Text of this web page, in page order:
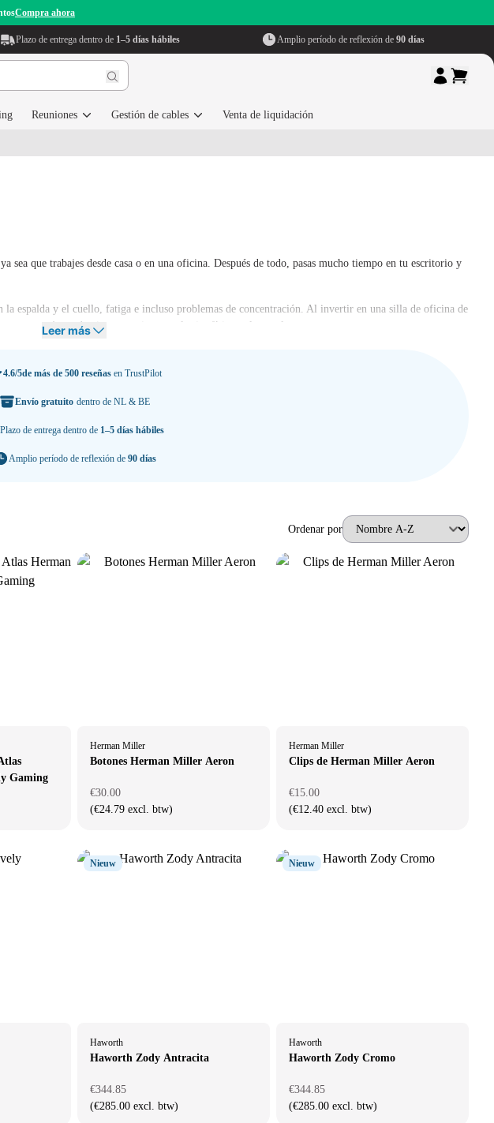
Compra ahora
Plazo de entrega dentro de 1–5 días hábiles Amplio período de reflexión de 90 días
Reuniones Gestión de cables Venta de liquidación
sea que trabajes desde casa o en una oficina. Después de todo, pasas mucho tiempo en tu escritorio y
la espalda y el cuello, fatiga e incluso problemas de concentración. Al invertir en una silla de oficina de
más productiva y previenes molestias físicas a largo plazo.
que puede hacer una silla de oficina cómoda.
Leer más
4.6/5de más de 500 reseñasen TrustPilot
Envío gratuito dentro de NL & BE
Plazo de entrega dentro de 1–5 días hábiles
Amplio período de reflexión de 90 días
Ordenar por
Gaming
Herman Miller
Botones Herman Miller Aeron
€30.00
(€24.79 excl. btw)
Herman Miller
Clips de Herman Miller Aeron
€15.00
(€12.40 excl. btw)
Nieuw
Haworth
Haworth Zody Antracita
€344.85
(€285.00 excl. btw)
Nieuw
Haworth
Haworth Zody Cromo
€344.85
(€285.00 excl. btw)